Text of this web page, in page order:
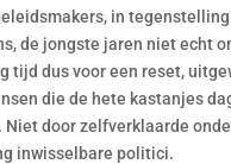
in
de jongste jaren niet echt
tijd dus voor een reset,
die de hete kastanjes
Niet door zelfverklaarde
inwisselbare politici.